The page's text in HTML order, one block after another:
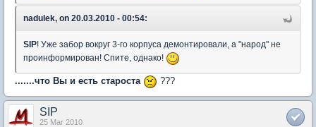
nadulek, on 20.03.2010 - 00:54:
SIP! Уже забор вокруг 3-го корпуса демонтировали, а "народ" не
проинформирован! Спите, однако!
.......что Вы и есть староста ???
SIP
25 Mar 2010